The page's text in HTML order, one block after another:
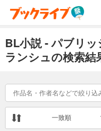
BL小説 - パブリ
ランシュの検索結
一致順